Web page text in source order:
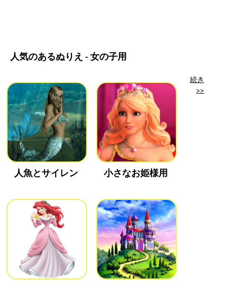
人気のあるぬりえ - 女の子用
人魚とサイレン 小さなお姫様用
続き
>>